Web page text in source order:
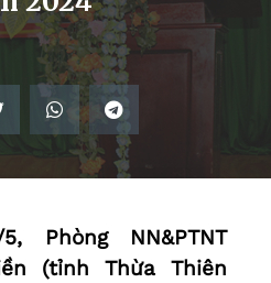
Phòng NN&PTNT
(tỉnh Thừa Thiên